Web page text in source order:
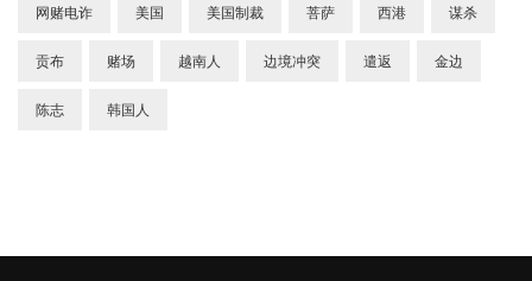
网赌电诈 美国 美国制裁 菩萨 西港 谋杀
贡布 赌场 越南人 边境冲突 遣返 金边
陈志 韩国人